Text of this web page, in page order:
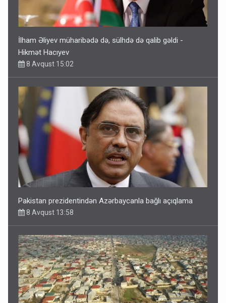
İlham Əliyev müharibədə də, sülhdə də qalib gəldi -
Hikmət Hacıyev
8 Avqust 15:02
Pakistan prezidentindən Azərbaycanla bağlı açıqlama
8 Avqust 13:58